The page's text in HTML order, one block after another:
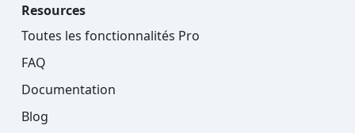
Resources
Toutes les fonctionnalités Pro
FAQ
Documentation
Blog